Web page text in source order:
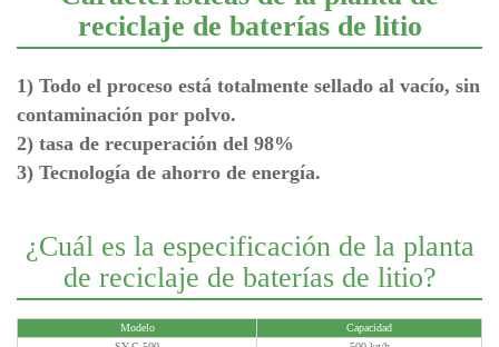
reciclaje de baterías de litio
1) Todo el proceso está totalmente sellado al vacío, sin
contaminación por polvo.
2) tasa de recuperación del 98%
3) Tecnología de ahorro de energía.
¿Cuál es la especificación de la planta
de reciclaje de baterías de litio?